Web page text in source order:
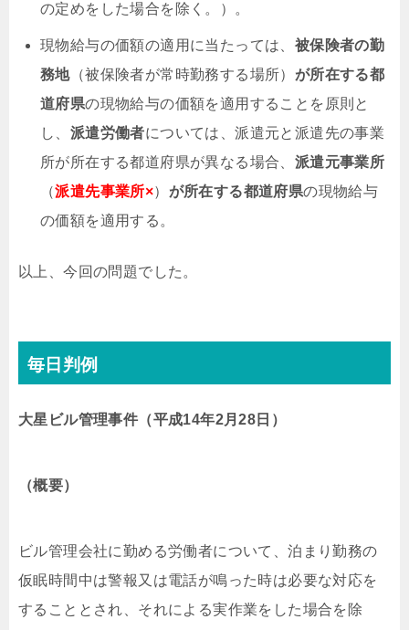
の定めをした場合を除く。）。
現物給与の価額の適用に当たっては、 被保険者の勤
務地（被保険者が常時勤務する場所） が所在する都
道府県の現物給与の価額を適用することを原則と
し、 派遣労働者については、派遣元と派遣先の事業
所が所在する都道府県が異なる場合、 派遣元事業所
（派遣先事業所×） が所在する都道府県の現物給与
の価額を適用する。
以上、今回の問題でした。
毎日判例
大星ビル管理事件（平成14年2月28日）
（概要）
ビル管理会社に勤める労働者について、泊まり勤務の
仮眠時間中は警報又は電話が鳴った時は必要な対応を
することとされ、それによる実作業をした場合を除